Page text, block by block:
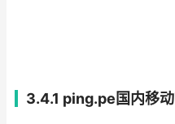
3.4.1 ping.pe国内移动